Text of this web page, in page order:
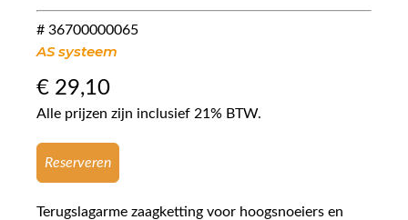
# 36700000065
AS systeem
€ 29,10
Alle prijzen zijn inclusief 21% BTW.
Reserveren
Terugslagarme zaagketting voor hoogsnoeiers en